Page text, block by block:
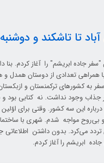
تا تاشکند و دوشنبه
جاده ابریشم" را آغاز کردم. بنا
تعدادی از دوستان همدل و
به کشورهای ترکمنستان و
جذاب وجود نداشت. نه کتابی بود
این سه کشور. وقتی برای اوّلین
بی‌روح مواجه شدم. شهری با
می‌کرد. بدون داشتن اطلاعاتی
ابریشم را آغاز کردم.